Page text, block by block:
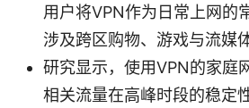
用户将VPN作为日常上网的
涉及跨区购物、游戏与流媒
研究显示，使用VPN的家庭
相关流量在高峰时段的稳定